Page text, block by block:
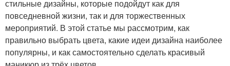
стильные дизайны, которые подойдут как для
повседневной жизни, так и для торжественных
мероприятий. В этой статье мы рассмотрим, как
правильно выбрать цвета, какие идеи дизайна наиболее
популярны, и как самостоятельно сделать красивый